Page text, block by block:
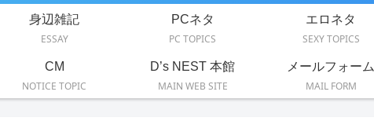
身辺雑記
ESSAY
PCネタ
PC TOPICS
エロネタ
SEXY TOPICS
CM
NOTICE TOPIC
D’s NEST 本館
MAIN WEB SITE
メールフォーム
MAIL FORM